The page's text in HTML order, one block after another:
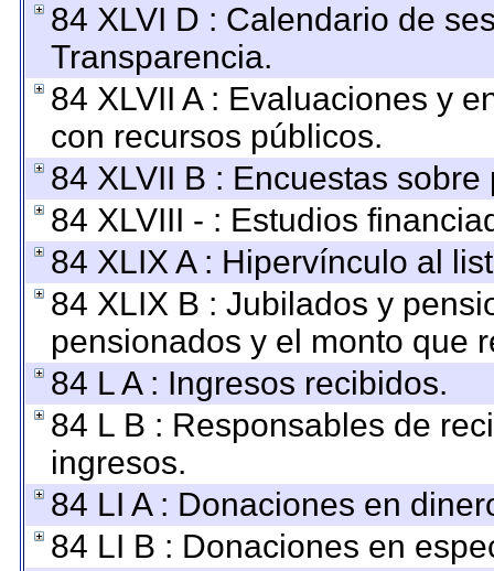
84 XLVI D : Calendario de
Transparencia.
84 XLVII A : Evaluaciones y
con recursos públicos.
84 XLVII B : Encuestas sobre
84 XLVIII - : Estudios
84 XLIX A : Hipervínculo al
84 XLIX B : Jubilados y
pensionados y el monto que
84 L A : Ingresos recibidos.
84 L B : Responsables de
ingresos.
84 LI A : Donaciones en
84 LI B : Donaciones en